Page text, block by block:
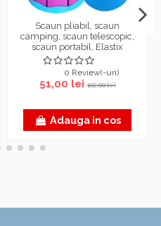
Scaun pliabil, scaun
camping, scaun telescopic,
scaun portabil, Elastix
0 Review(-uri)
51,00 lei 102,00 lei
Adauga in cos